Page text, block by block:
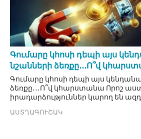
Գումարը կհոսի դեպի այս
նշանների ձեռքը․․․Ո՞վ
Գումարը կհոսի դեպի այս
ձեռքը․․․Ո՞վ կհարստանա Որոշ
իրադարձություններ կարող են
ԱՍՏՂԱԳՈՒՇԱԿ